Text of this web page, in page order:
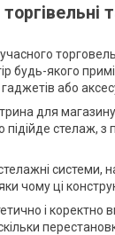
будь-якого
або
для
підійде
чому ці
і коректно